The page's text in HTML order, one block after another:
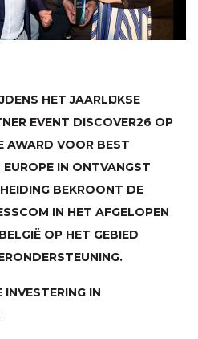
HET JAARLIJKSE
EVENT DISCOVER26 OP
AWARD VOOR BEST
IN ONTVANGST
BEKROONT DE
IN HET AFGELOPEN
OP HET GEBIED
INVESTERING IN